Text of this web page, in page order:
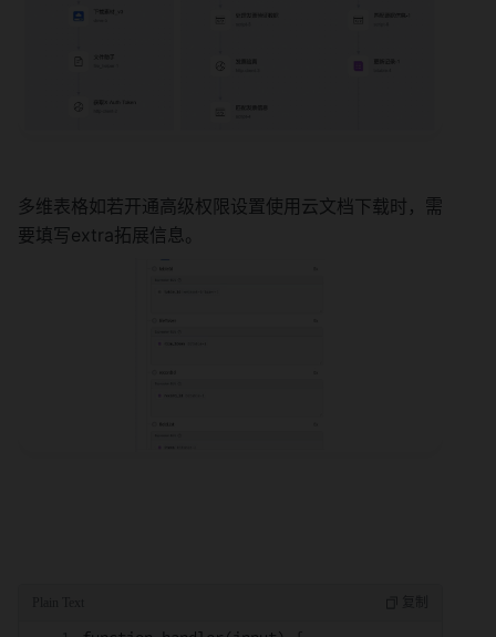
多维表格如若开通高级权限设置使用云文档下载时，需
要填写extra拓展信息。